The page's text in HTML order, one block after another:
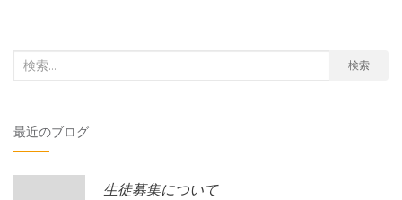
検
象:
検索
最近のブログ
生徒募集について